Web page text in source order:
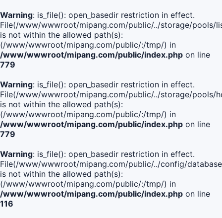
Warning: is_file(): open_basedir restriction in effect.
File(/www/wwwroot/mipang.com/public/../storage/pools/
is not within the allowed path(s):
(/www/wwwroot/mipang.com/public/:/tmp/) in
/www/wwwroot/mipang.com/public/index.php on line
779
Warning: is_file(): open_basedir restriction in effect.
File(/www/wwwroot/mipang.com/public/../storage/pools/
is not within the allowed path(s):
(/www/wwwroot/mipang.com/public/:/tmp/) in
/www/wwwroot/mipang.com/public/index.php on line
779
Warning: is_file(): open_basedir restriction in effect.
File(/www/wwwroot/mipang.com/public/../config/
is not within the allowed path(s):
(/www/wwwroot/mipang.com/public/:/tmp/) in
/www/wwwroot/mipang.com/public/index.php on line
116